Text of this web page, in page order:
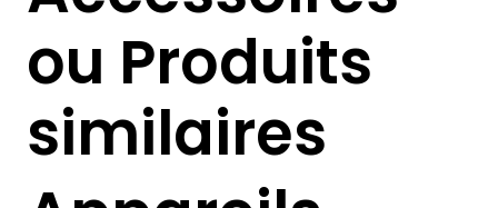
ou Produits
similaires